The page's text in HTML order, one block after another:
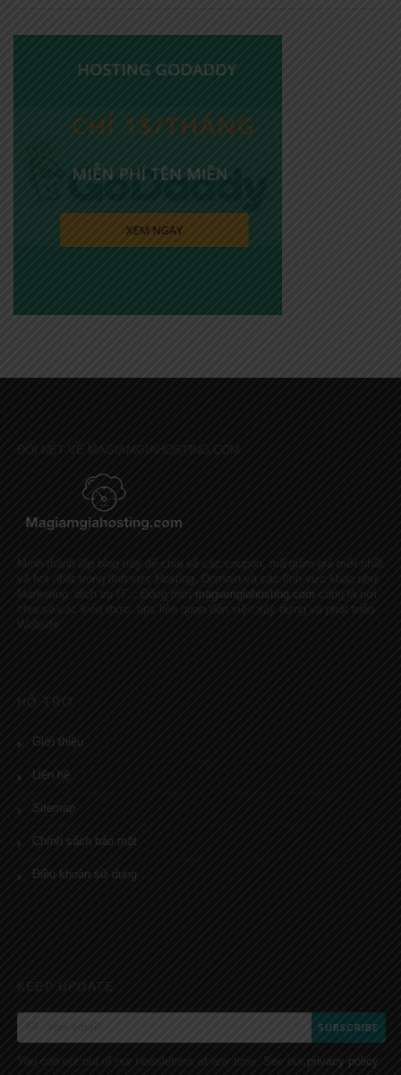
ĐÔI NÉT VỀ MAGIAMGIAHOSTING.COM
Mình thành lập blog này để chia sẻ các coupon, mã giảm giá mới nhất
và hot nhất trong lĩnh vực Hosting, Domain và các lĩnh vực khác như
Marketing, dịch vụ IT... Đồng thời magiamgiahosting.com cũng là nơi
chia sẻ các kiến thức, tips liên quan đến việc xây dựng và phát triển
Website
HỖ TRỢ
Giới thiệu
Liên hệ
Sitemap
Chính sách bảo mật
Điều khoản sử dụng
KEEP UPDATE
SUBSCRIBE
You can opt out of our newsletters at any time. See our privacy policy